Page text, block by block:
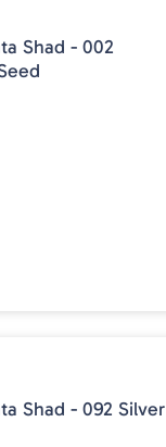
Shad - 002
Shad - 092 Silver